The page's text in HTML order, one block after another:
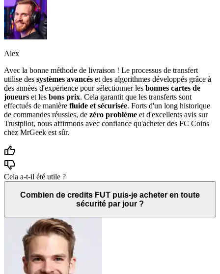
Alex
Avec la bonne méthode de livraison ! Le processus de transfert
utilise des systèmes avancés et des algorithmes développés grâce à
des années d'expérience pour sélectionner les bonnes cartes de
joueurs et les bons prix. Cela garantit que les transferts sont
effectués de manière fluide et sécurisée. Forts d'un long historique
de commandes réussies, de zéro problème et d'excellents avis sur
Trustpilot, nous affirmons avec confiance qu'acheter des FC Coins
chez MrGeek est sûr.
Cela a-t-il été utile ?
Combien de credits FUT puis-je acheter en toute
sécurité par jour ?